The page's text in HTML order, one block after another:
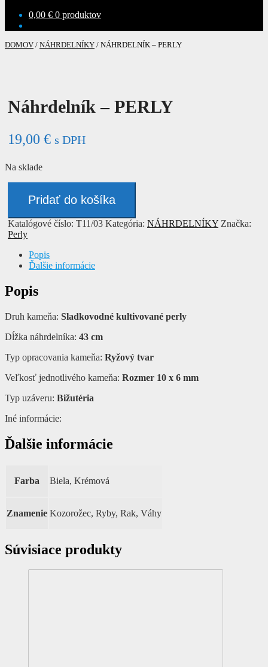
0,00 € 0 produktov
DOMOV / NÁHRDELNÍKY / NÁHRDELNÍK – PERLY
Náhrdelník – PERLY
19,00 € s DPH
Na sklade
Náhrdelník
PERLY
Pridať do košíka
Katalógové číslo: T11/03 Kategória: NÁHRDELNÍKY Značka:
Perly
Popis
Ďalšie informácie
Popis
Druh kameňa: Sladkovodné kultivované perly
Dĺžka náhrdelníka: 43 cm
Typ opracovania kameňa: Ryžový tvar
Veľkosť jednotlivého kameňa: Rozmer 10 x 6 mm
Typ uzáveru: Bižutéria
Iné informácie:
Ďalšie informácie
Farba Biela, Krémová
Znamenie Kozorožec, Ryby, Rak, Váhy
Súvisiace produkty